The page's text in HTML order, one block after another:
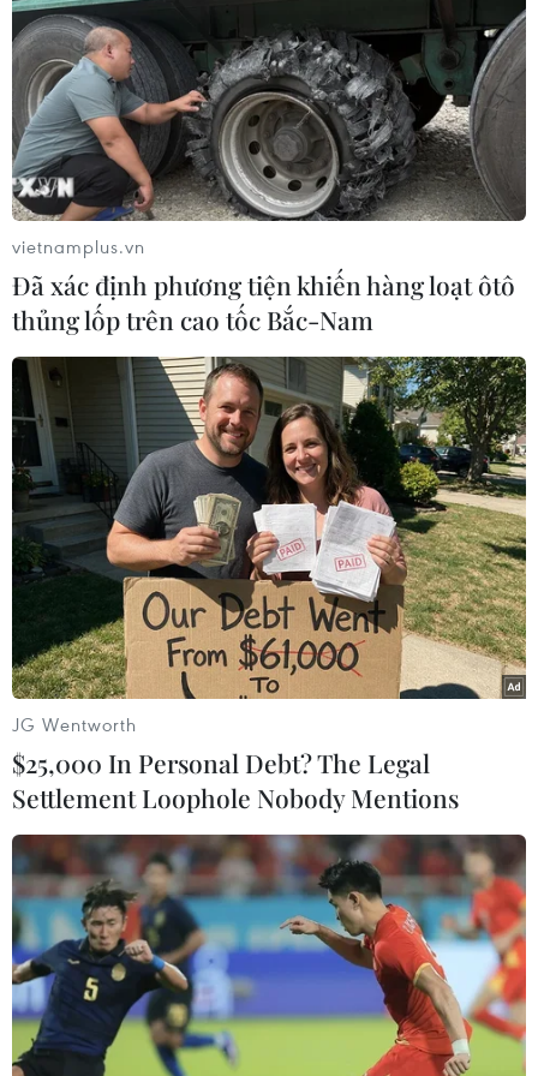
TIN LIÊN QUAN
Hơn 2.600 vận động viên dự Giải
marathon quốc tế Di sản Hà Nội
21/10/2018 11:06
Giải marathon quốc tế Di sản Hà Nội năm 2018 được tổ
chức với sự tham gia của hơn 2.600 vận động viên
chuyên nghiệp và bán chuyên nghiệp.
vietnamplus.vn
Đã xác định phương tiện khiến hàng loạt ôtô
thủng lốp trên cao tốc Bắc-Nam
JG Wentworth
$25,000 In Personal Debt? The Legal
Settlement Loophole Nobody Mentions